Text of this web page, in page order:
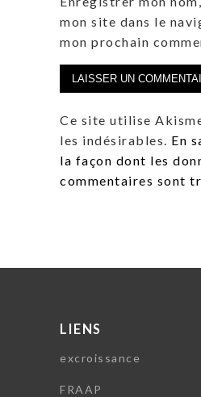
mon site dans le
mon prochain
Ce site utilise
les indésirables. En
la façon dont les
commentaires sont
LIENS
excroissance
FRAAP